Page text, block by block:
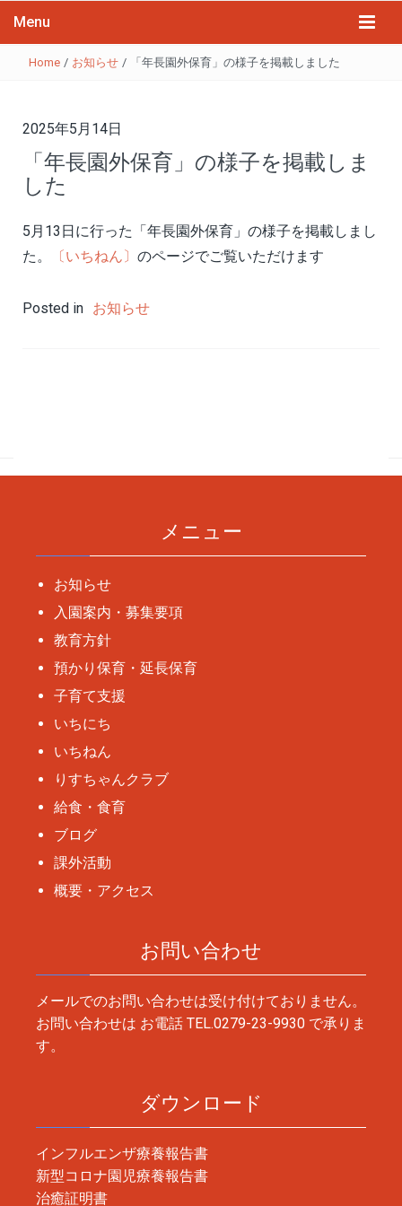
Menu
Home / お知らせ / 「年長園外保育」の様子を掲載しました
2025年5月14日
「年長園外保育」の様子を掲載しま
した
5月13日に行った「年長園外保育」の様子を掲載しまし
た。
〔いちねん〕 のページでご覧いただけます
Posted in お知らせ
ビ
シ
ョ
ン
メニュー
お知らせ
入園案内・募集要項
教育方針
預かり保育・延長保育
子育て支援
いちにち
いちねん
りすちゃんクラブ
給食・食育
ブログ
課外活動
概要・アクセス
お問い合わせ
メールでのお問い合わせは受け付けておりません。
お問い合わせは お電話 TEL.0279-23-9930 で承りま
す。
ダウンロード
インフルエンザ療養報告書
新型コロナ園児療養報告書
治癒証明書